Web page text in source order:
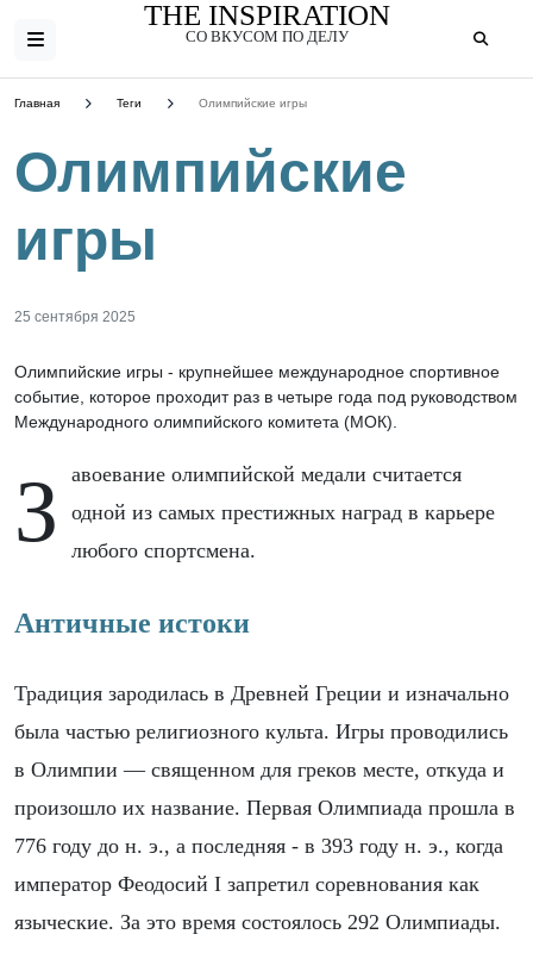
THE INSPIRATION
СО ВКУСОМ ПО ДЕЛУ
Главная Теги Олимпийские игры
Олимпийские
игры
25 сентября 2025
Олимпийские игры - крупнейшее международное спортивное
событие, которое проходит раз в четыре года под руководством
Международного олимпийского комитета (МОК).
Завоевание олимпийской медали считается
одной из самых престижных наград в карьере
любого спортсмена.
Античные истоки
Традиция зародилась в Древней Греции и изначально
была частью религиозного культа. Игры проводились
в Олимпии — священном для греков месте, откуда и
произошло их название. Первая Олимпиада прошла в
776 году до н. э., а последняя - в 393 году н. э., когда
император Феодосий I запретил соревнования как
языческие. За это время состоялось 292 Олимпиады.